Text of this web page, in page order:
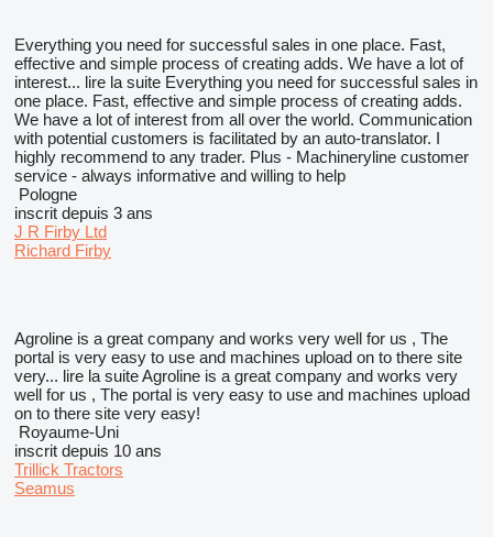
Everything you need for successful sales in one place. Fast,
effective and simple process of creating adds. We have a lot of
interest... lire la suite Everything you need for successful sales in
one place. Fast, effective and simple process of creating adds.
We have a lot of interest from all over the world. Communication
with potential customers is facilitated by an auto-translator. I
highly recommend to any trader. Plus - Machineryline customer
service - always informative and willing to help
Pologne
inscrit depuis 3 ans
J R Firby Ltd
Richard Firby
Agroline is a great company and works very well for us , The
portal is very easy to use and machines upload on to there site
very... lire la suiteAgroline is a great company and works very
well for us , The portal is very easy to use and machines upload
on to there site very easy!
Royaume-Uni
inscrit depuis 10 ans
Trillick Tractors
Seamus